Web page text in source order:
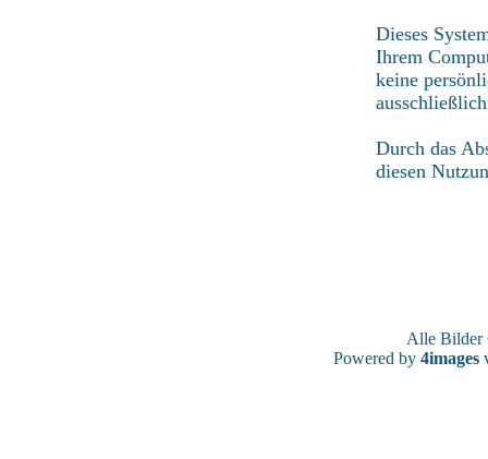
Dieses
Ihrem
keine
Durch das
diesen
Alle
Powered by 4images